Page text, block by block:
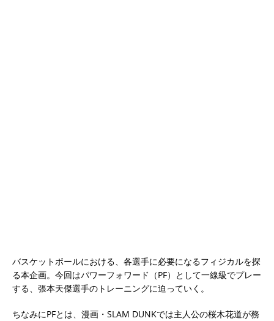
バスケットボールにおける、各選手に必要になるフィジカルを探
る本企画。今回はパワーフォワード（PF）として一線級でプレー
する、張本天傑選手のトレーニングに迫っていく。
ちなみにPFとは、漫画・SLAM DUNKでは主人公の桜木花道が務